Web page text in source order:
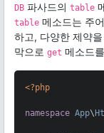
DB 파사드의 table
table 메소드는 주
하고, 다양한 제약
막으로 get 메소드
<?php
namespace App\